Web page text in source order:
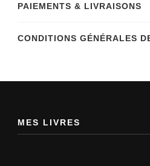
PAIEMENTS & LIVRAISONS
CONDITIONS GÉNÉRALES
MES LIVRES